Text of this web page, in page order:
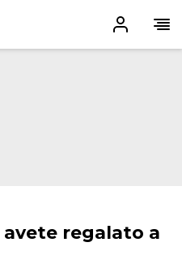
regalato a